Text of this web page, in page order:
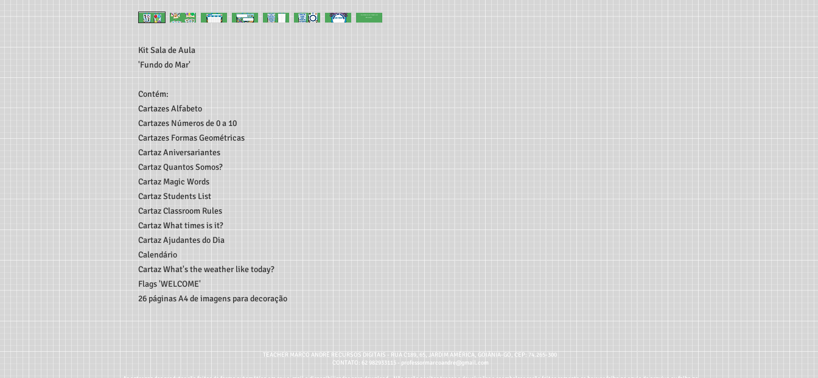
Kit Sala de Aula
'Fundo do Mar'
Contém:
Cartazes Alfabeto
Cartazes Números de 0 a 10
Cartazes Formas Geométricas
Cartaz Aniversariantes
Cartaz Quantos Somos?
Cartaz Magic Words
Cartaz Students List
Cartaz Classroom Rules
Cartaz What times is it?
Cartaz Ajudantes do Dia
Calendário
Cartaz What's the weather like today?
Flags 'WELCOME'
26 páginas A4 de imagens para decoração
TEACHER MARCO ANDRÉ RECURSOS DIGITAIS - RUA C189, 65, JARDIM AMÉRICA, GOIÂNIA-GO, CEP: 74.265-300
CONTATO: 62 982933115 - professormarcoandre@gmail.com